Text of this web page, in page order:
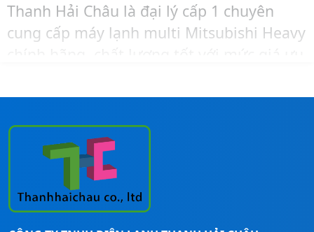
Thanh Hải Châu là đại lý cấp 1 chuyên
cung cấp máy lạnh multi Mitsubishi Heavy
đặt máy lạnh Mitsubishi Heavy trọn gói,
bạn hãy liên hệ ngay đến số
0911260247để được hỗ trợ nhanh nhất!